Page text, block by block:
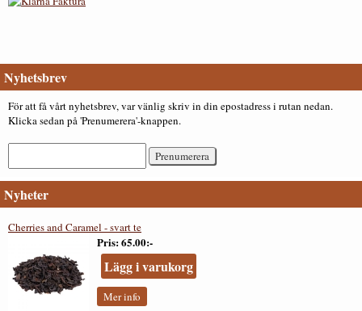
Nyhetsbrev
För att få vårt nyhetsbrev, var vänlig skriv in din epostadress i rutan nedan.
Klicka sedan på 'Prenumerera'-knappen.
Nyheter
Cherries and Caramel - svart te
Pris 65.00:-
Lägg i varukorg
Mer info